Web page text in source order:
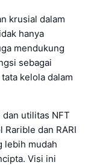
krusial dalam
hanya
mendukung
sebagai
kelola dalam
dan utilitas NFT
dan RARI
lebih mudah
Visi ini